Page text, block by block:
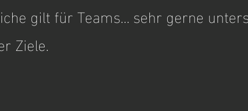
gilt für Teams... sehr gerne
Ziele.